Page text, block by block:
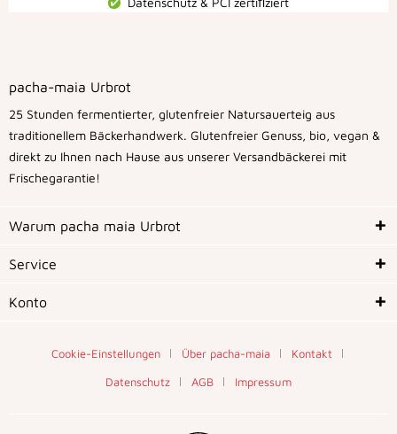
pacha-maia Urbrot
25 Stunden fermentierter, glutenfreier Natursauerteig aus
traditionellem Bäckerhandwerk. Glutenfreier Genuss, bio, vegan &
direkt zu Ihnen nach Hause aus unserer Versandbäckerei mit
Frischegarantie!
Warum pacha maia Urbrot
Service
Konto
Cookie-Einstellungen Über pacha-maia
Kontakt
Datenschutz
AGB Impressum